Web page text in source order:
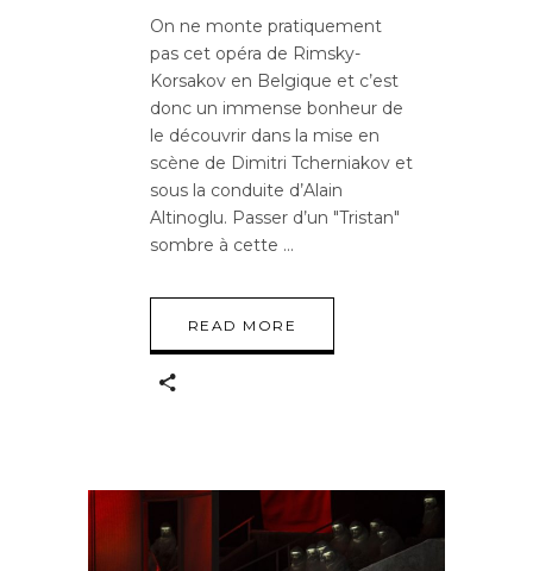
On ne monte pratiquement
pas cet opéra de Rimsky-
Korsakov en Belgique et c’est
donc un immense bonheur de
le découvrir dans la mise en
scène de Dimitri Tcherniakov et
sous la conduite d’Alain
Altinoglu. Passer d’un "Tristan"
sombre à cette
READ MORE